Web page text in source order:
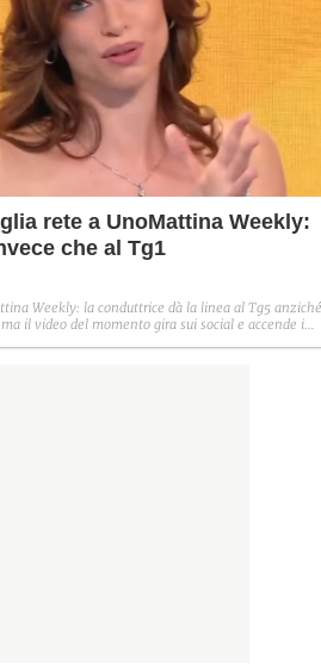
rete a UnoMattina Weekly:
che al Tg1
Weekly: la conduttrice dà la linea al Tg5 anziché
il video del momento gira sui social e accende i